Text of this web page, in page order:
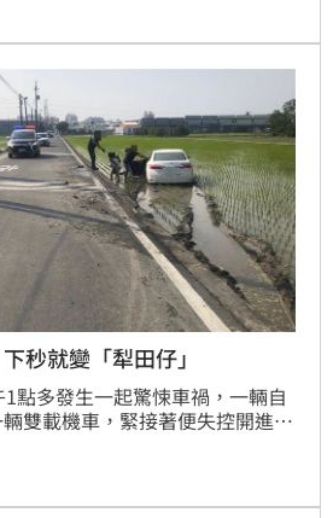
仍待警方調查釐清。
秒就變「犁田仔」
點多發生一起驚悚車禍，一輛自
雙載機車，緊接著便失控開進田
中，詳細肇事原因待釐清。